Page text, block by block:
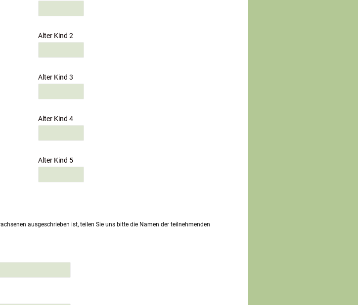
Alter Kind 2
Alter Kind 3
Alter Kind 4
Alter Kind 5
ausgeschrieben ist, teilen Sie uns bitte die Namen der teilnehmenden